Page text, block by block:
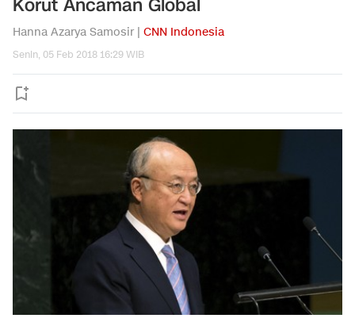
Korut Ancaman Global
Hanna Azarya Samosir | CNN Indonesia
Senin, 05 Feb 2018 16:29 WIB